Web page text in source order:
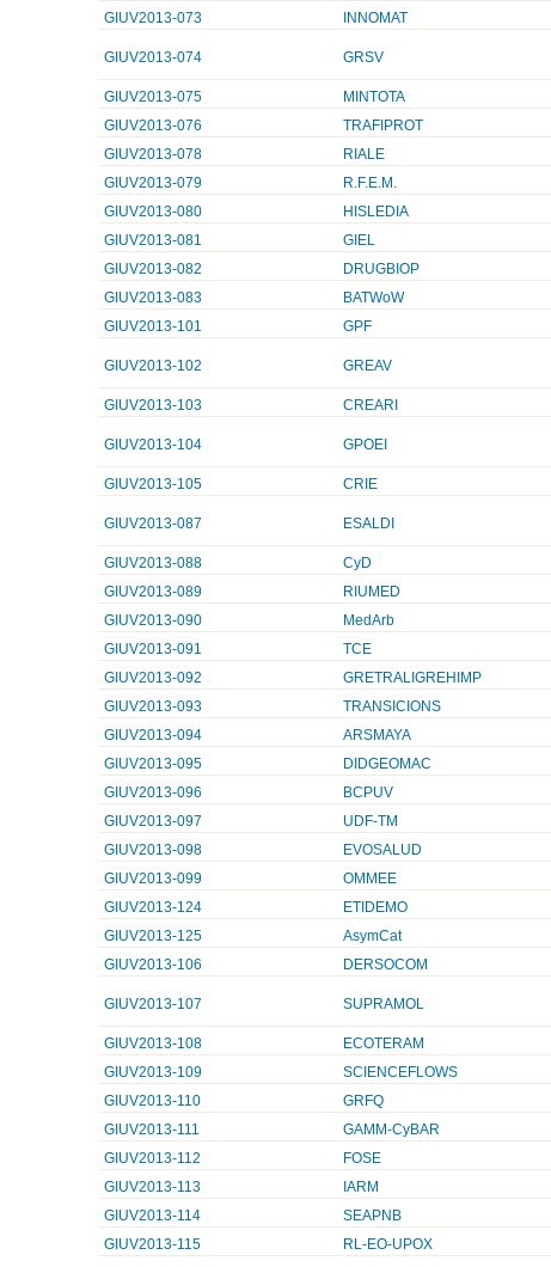
GIUV2013-073
INNOMAT
GIUV2013-074 GRSV
GIUV2013-075
MINTOTA
GIUV2013-076
TRAFIPROT
GIUV2013-078
RIALE
GIUV2013-079
R.F.E.M.
GIUV2013-080
HISLEDIA
GIUV2013-081
GIEL
GIUV2013-082
DRUGBIOP
GIUV2013-083
BATWoW
GIUV2013-101
GPF
GIUV2013-102 GREAV
GIUV2013-103 CREARI
GIUV2013-104 GPOEI
GIUV2013-105
CRIE
GIUV2013-087 ESALDI
GIUV2013-088
CyD
GIUV2013-089
RIUMED
GIUV2013-090
MedArb
GIUV2013-091
TCE
GIUV2013-092
GRETRALIGREHIMP
GIUV2013-093
TRANSICIONS
GIUV2013-094
ARSMAYA
GIUV2013-095
DIDGEOMAC
GIUV2013-096
BCPUV
GIUV2013-097
UDF-TM
GIUV2013-098
EVOSALUD
GIUV2013-099
OMMEE
GIUV2013-124
ETIDEMO
GIUV2013-125
AsymCat
GIUV2013-106
DERSOCOM
GIUV2013-107 SUPRAMOL
GIUV2013-108
ECOTERAM
GIUV2013-109
SCIENCEFLOWS
GIUV2013-110
GRFQ
GIUV2013-111
GAMM-CyBAR
GIUV2013-112
FOSE
GIUV2013-113
IARM
GIUV2013-114
SEAPNB
GIUV2013-115
RL-EO-UPOX